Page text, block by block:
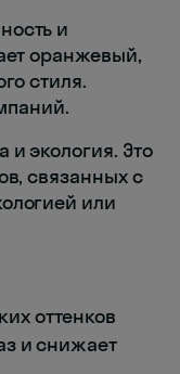
и
оранжевый,
стиля.
и экология. Это
связанных с
или
оттенков
и снижает